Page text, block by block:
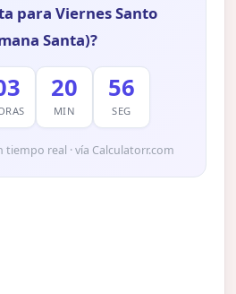
para Viernes Santo
Santa)?
20
MIN
55
SEG
tiempo real · vía Calculatorr.com